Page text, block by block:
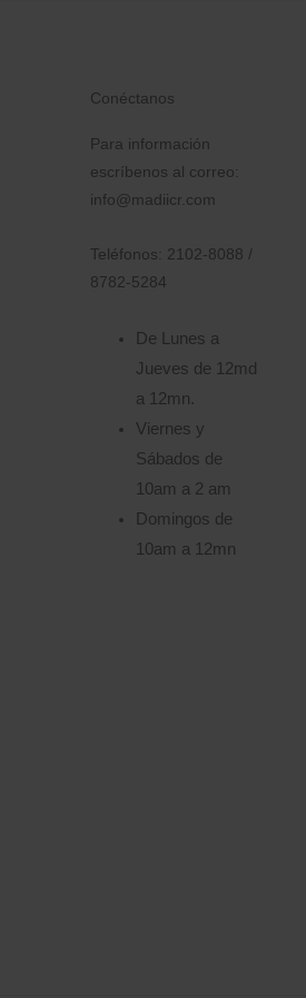
Conéctanos
Para información
escríbenos al correo:
info@madiicr.com
Teléfonos: 2102-8088 /
8782-5284
De Lunes a
Jueves de 12md
a 12mn.
Viernes y
Sábados de
10am a 2 am
Domingos de
10am a 12mn